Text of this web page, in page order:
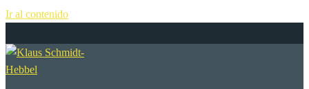
Ir al contenido